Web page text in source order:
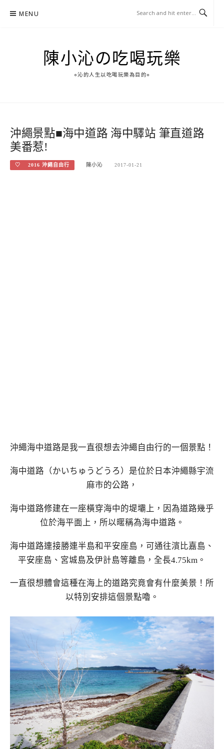
MENU
陳小沁の吃喝玩樂
○沁的人生以吃喝玩樂為目的○
沖繩景點■海中道路 海中驛站 筆直道路
美番惹!
♡ 2016 沖繩自由行 陳小沁 2017-01-21
沖繩海中道路是我一直很想去沖繩自由行的一個景點！
海中道路（かいちゅうどうろ）是位於日本沖繩縣宇流
麻市的公路，
海中道路修建在一座橫穿海中的堤壩上，因為道路幾乎
位於海平面上，所以暱稱為海中道路。
海中道路連接勝連半島和平安座島，可通往濱比嘉島、
平安座島、宮城島及伊計島等離島，全長4.75km。
一直很想體會這種在海上的道路究竟會有什麼美景！所
以特別安排這個景點嚕。